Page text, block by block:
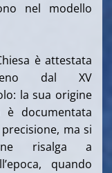
nel modello
è attestata
dal XV
la sua origine
è documentata
ma si
risalga a
quando